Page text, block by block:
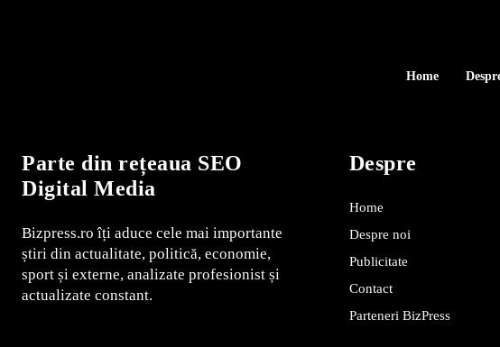
Home
Parte din rețeaua SEO
Digital Media
Bizpress.ro îți aduce cele mai importante
știri din actualitate, politică, economie,
sport și externe, analizate profesionist și
actualizate constant.
Despre
Home
Despre noi
Publicitate
Contact
Parteneri BizPress